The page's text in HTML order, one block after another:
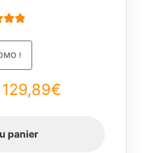
!
Le
129,89€
panier